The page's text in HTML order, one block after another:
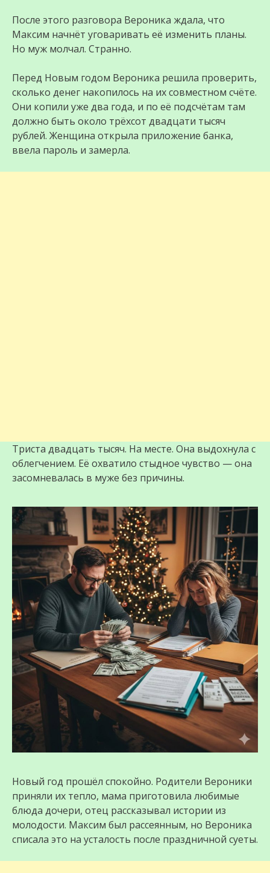
После этого разговора Вероника ждала, что
Максим начнёт уговаривать её изменить планы.
Но муж молчал. Странно.
Перед Новым годом Вероника решила проверить,
сколько денег накопилось на их совместном счёте.
Они копили уже два года, и по её подсчётам там
должно быть около трёхсот двадцати тысяч
рублей. Женщина открыла приложение банка,
ввела пароль и замерла.
Триста двадцать тысяч. На месте. Она выдохнула с
облегчением. Её охватило стыдное чувство — она
засомневалась в муже без причины.
Новый год прошёл спокойно. Родители Вероники
приняли их тепло, мама приготовила любимые
блюда дочери, отец рассказывал истории из
молодости. Максим был рассеянным, но Вероника
списала это на усталость после праздничной суеты.